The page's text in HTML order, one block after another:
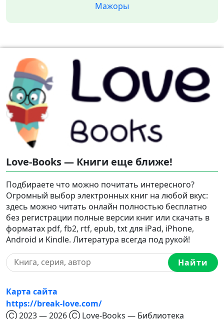
Мажоры
Love-Books — Книги еще ближе!
Подбираете что можно почитать интересного?
Огромный выбор электронных книг на любой вкус:
здесь можно читать онлайн полностью бесплатно
без регистрации полные версии книг или скачать в
форматах pdf, fb2, rtf, epub, txt для iPad, iPhone,
Android и Kindle. Литература всегда под рукой!
Найти
Карта сайта
https://break-love.com/
Ⓒ 2023 — 2026 Ⓒ Love-Books — Библиотека